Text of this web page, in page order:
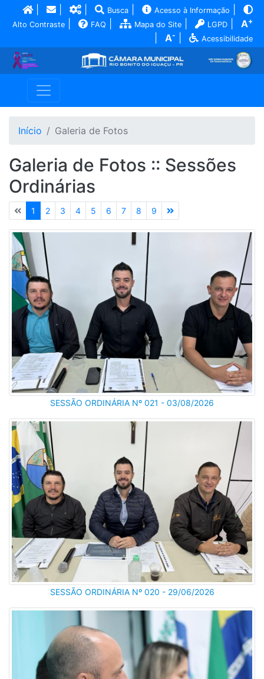
| Busca Acesso à Informação
Alto Contraste FAQ Mapa do Site LGPD A+
A- Acessibilidade
Início Galeria de Fotos
Galeria de Fotos :: Sessões
Ordinárias
1 2 3 4 5 6 7 8 9
SESSÃO ORDINÁRIA Nº 021 - 03/08/2026
SESSÃO ORDINÁRIA Nº 020 - 29/06/2026